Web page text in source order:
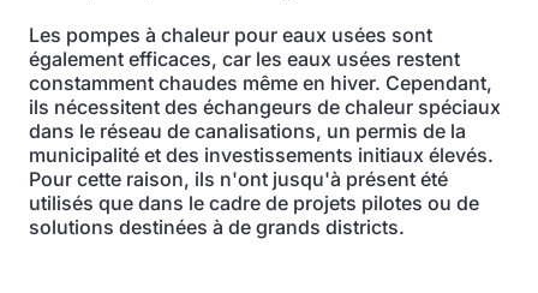
Les pompes à chaleur pour eaux usées sont
également efficaces, car les eaux usées restent
constamment chaudes même en hiver. Cependant,
ils nécessitent des échangeurs de chaleur spéciaux
dans le réseau de canalisations, un permis de la
municipalité et des investissements initiaux élevés.
Pour cette raison, ils n'ont jusqu'à présent été
utilisés que dans le cadre de projets pilotes ou de
solutions destinées à de grands districts.